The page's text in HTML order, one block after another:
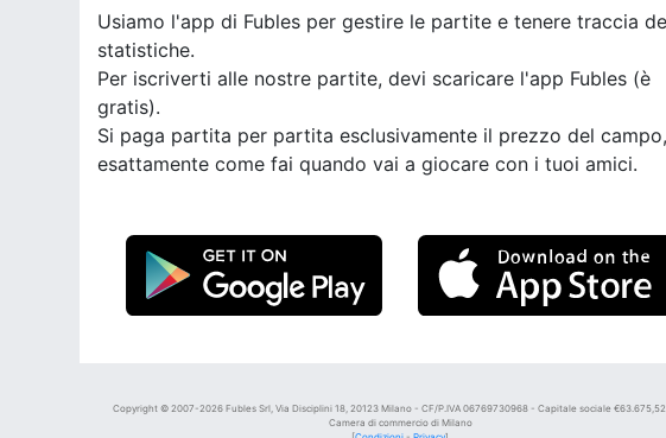
Usiamo l'app di Fubles per gestire le partite e tenere traccia
statistiche.
Per iscriverti alle nostre partite, devi scaricare l'app Fubles (è
gratis).
Si paga partita per partita esclusivamente il prezzo del campo,
esattamente come fai quando vai a giocare con i tuoi amici.
Copyright © 2007-2026 Fubles Srl, Via Disciplini 18, 20123 Milano - CF/P.IVA 06769730968 - Capitale sociale €63.675,52
Camera di commercio di Milano